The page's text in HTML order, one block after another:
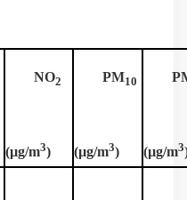
NO2
(µg/m3)
PM10
(µg/m3) (µg/m3